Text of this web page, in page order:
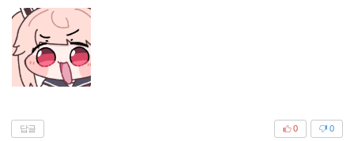
답글 0
0